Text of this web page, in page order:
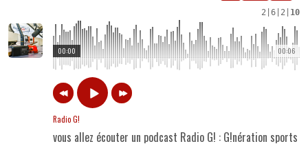
2 6 2 10
00:06
00:00
Radio G!
vous allez écouter un podcast Radio G! : G!nération sports